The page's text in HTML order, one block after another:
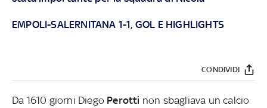
EMPOLI-SALERNITANA 1-1, GOL E HIGHLIGHTS
CONDIVIDI
Da 1610 giorni Diego Perotti non sbagliava un calcio